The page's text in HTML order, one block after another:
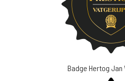
Badge Hertog